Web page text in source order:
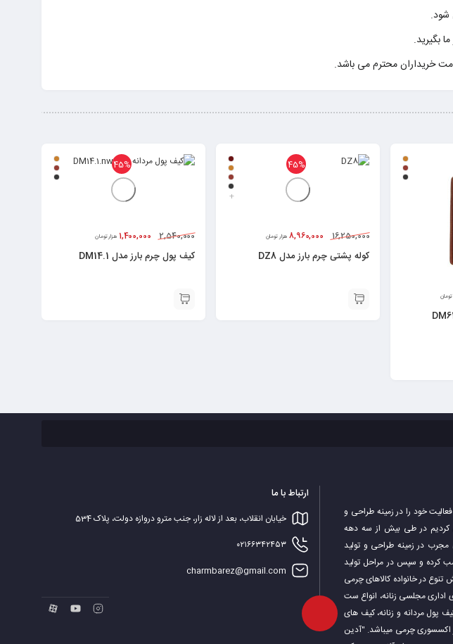
شود.
بگیرید.
خریداران محترم می باشد.
تومان
+
45%
16,250,000
8,960,000 هزار تومان
کوله پشتی چرم بارز مدل DZ8
45%
2,540,000
1,400,000 هزار تومان
کیف پول چرم بارز مدل DM14.1
تولیدی چرم بارز (آدین چرم) از سال 1366 فعالیت خود را در زمینه طراحی و
کردیم در طی بیش از سه دهه
مجرب در زمینه طراحی و تولید
کرده و سپس در مراحل تولید
در خانواده کالاهای چرمی
اداری مجلسی زنانه، انواع ست
پول مردانه و زنانه، کیف های
اکسسوری چرمی میباشد. "آدین
ارتباط با ما
خیابان انقلاب، بعد از لاله زار، جنب مترو دروازه دولت، پلاک 534
۰۲۱۶۶۳۴۲۴۵۳
charmbarez@gmail.com‬‏